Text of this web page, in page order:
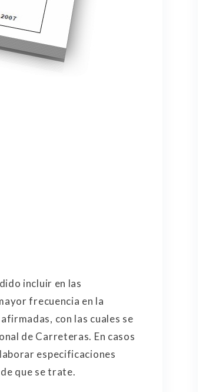
incluir en las
frecuencia en la
con las cuales se
de Carreteras. En casos
especificaciones
que se trate.